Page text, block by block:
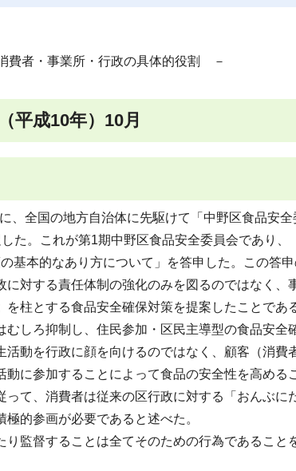
費者・事業所・行政の具体的役割 －
平成10年）10月
全国の地方自治体に先駆けて「中野区食品安全
た。これが第1期中野区食品安全委員会であり、
基本的なあり方について」を答申した。この答
対する責任体制の強化のみを図るのではなく、
柱とする食品安全確保対策を提案したことであ
しろ抑制し、住民参加・区民主導型の食品安全
動を行政に顔を向けるのではなく、顧客（消費
に参加することによって食品の安全性を高める
て、消費者は従来の区行政に対する「おんぶに
的参画が必要であると述べた。
監督することは全てそのための行為であること